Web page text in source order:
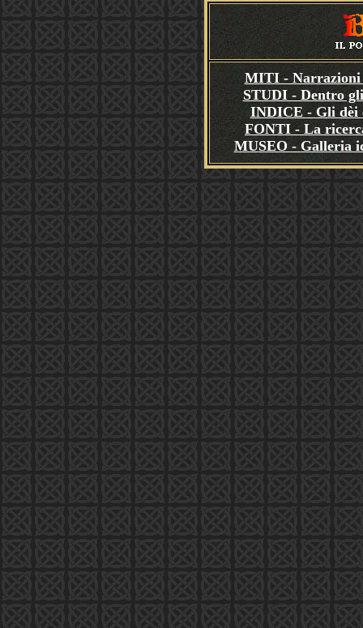
MITI - Narrazioni
STUDI - Dentro
INDICE - Gli dèi
FONTI - La
MUSEO - Galleria